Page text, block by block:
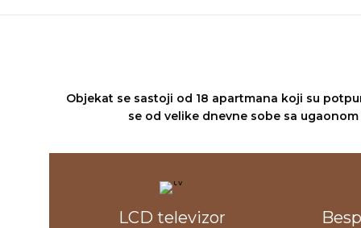
Objekat se sastoji od 18 apartmana koji su
se od velike dnevne sobe sa
LCD televizor